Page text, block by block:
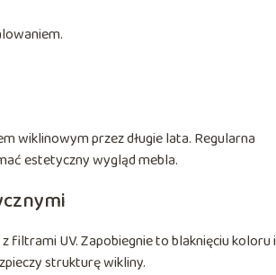
wiklinowym przez długie lata. Regularna
estetyczny wygląd mebla.
filtrami UV. Zapobiegnie to blaknięciu koloru i
strukturę wikliny.